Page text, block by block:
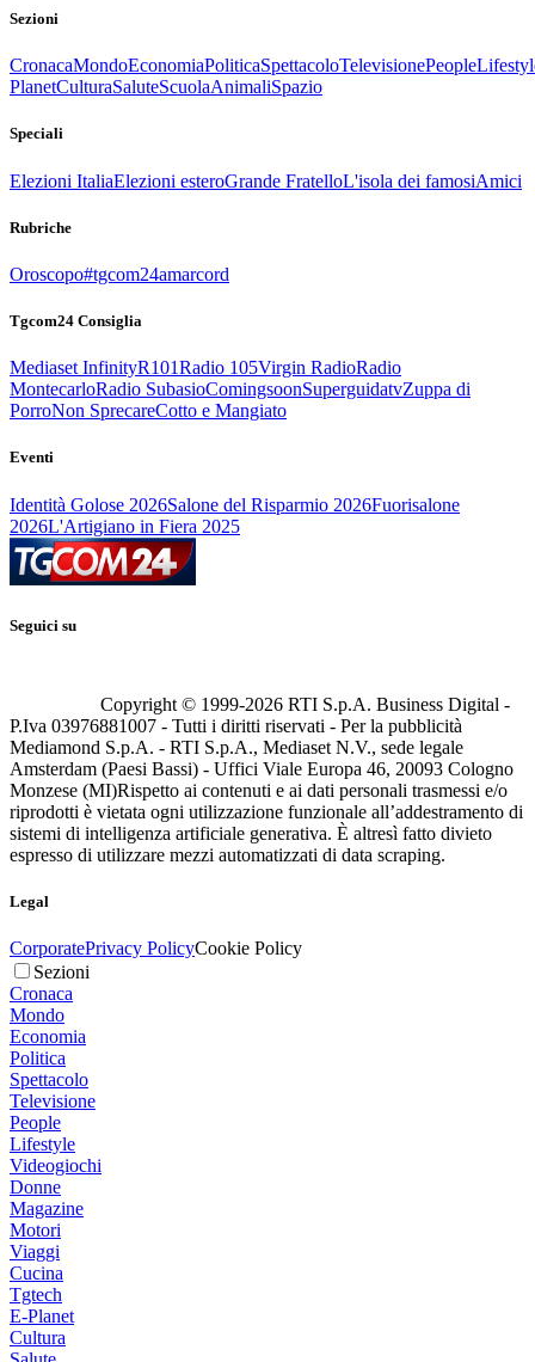
Sezioni
CronacaMondoEconomiaPoliticaSpettacoloTelevisionePeople
PlanetCulturaSaluteScuolaAnimaliSpazio
Speciali
Elezioni ItaliaElezioni esteroGrande FratelloL'isola dei famosiAmici
Rubriche
Oroscopo#tgcom24amarcord
Tgcom24 Consiglia
Mediaset InfinityR101Radio 105Virgin RadioRadio
MontecarloRadio SubasioComingsoonSuperguidatvZuppa di
PorroNon SprecareCotto e Mangiato
Eventi
Identità Golose 2026Salone del Risparmio 2026Fuorisalone
2026L'Artigiano in Fiera 2025
Seguici su
Copyright © 1999-2026 RTI S.p.A. Business Digital -
P.Iva 03976881007 - Tutti i diritti riservati - Per la pubblicità
Mediamond S.p.A. - RTI S.p.A., Mediaset N.V., sede legale
Amsterdam (Paesi Bassi) - Uffici Viale Europa 46, 20093 Cologno
Monzese (MI)Rispetto ai contenuti e ai dati personali trasmessi e/o
riprodotti è vietata ogni utilizzazione funzionale all’addestramento di
sistemi di intelligenza artificiale generativa. È altresì fatto divieto
espresso di utilizzare mezzi automatizzati di data scraping.
Legal
CorporatePrivacy PolicyCookie Policy
Sezioni
Cronaca
Mondo
Economia
Politica
Spettacolo
Televisione
People
Lifestyle
Videogiochi
Donne
Magazine
Motori
Viaggi
Cucina
Tgtech
E-Planet
Cultura